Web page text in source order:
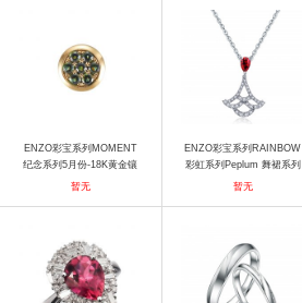
ENZO彩宝系列MOMENT
纪念系列5月份-18K黄金镶
绿碧玺吊坠 项链
暂无
ENZO彩宝系列RAINBOW
彩虹系列Peplum 舞裙系列
18K金镶嵌钻石红宝石吊坠
暂无